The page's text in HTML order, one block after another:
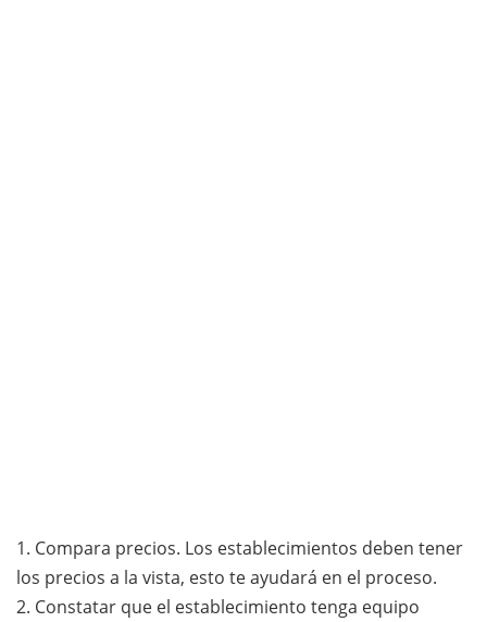
1. Compara precios. Los establecimientos deben tener
los precios a la vista, esto te ayudará en el proceso.
2. Constatar que el establecimiento tenga equipo